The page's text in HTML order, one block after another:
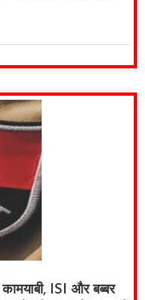
ISI और बब्बर